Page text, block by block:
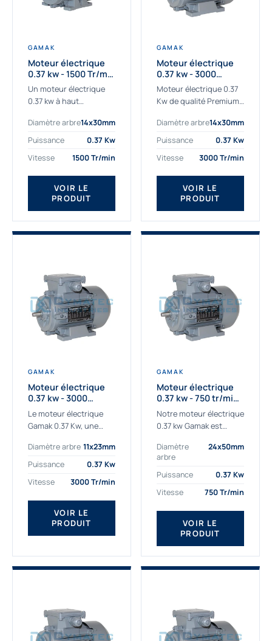
GAMAK
Moteur électrique
0.37 kw - 1500 Tr/min
- 230/400V - IE2
Un moteur électrique
0.37 kw à haut
applications les plus
exigeantes.
kw de référence
AGM2EL 71 M 4b...
Diamètre arbre14x30mm
Puissance
0.37 Kw
Vitesse
1500 Tr/min
VOIR LE
PRODUIT
GAMAK
Moteur électrique
0.37 kw - 3000
Tr/min - 230/400V -
IE2
Moteur électrique 0.37
Kw de qualité Premium,
application. Notre
gamme de moteurs
exclusivement
fabriquée...
Diamètre arbre14x30mm
Puissance
0.37 Kw
Vitesse
3000 Tr/min
VOIR LE
PRODUIT
GAMAK
Moteur électrique
0.37 kw - 3000
Tr/min - 230/400v -
Taille 63 - IE2
Le moteur électrique
Gamak 0.37 Kw, une
adaptée à tous types
de machines. Le
triphasé 0.37Kw Gamak
à...
Diamètre arbre 11x23mm
Puissance
0.37 Kw
Vitesse
3000 Tr/min
VOIR LE
PRODUIT
GAMAK
Moteur électrique
0.37 kw - 750 tr/min -
230/400V - IE2
Notre moteur électrique
0.37 kw Gamak est
aux applications
sévères. Nous
déterminons,
fournissons
des moteurs
asynchrones depuis de
nombreuses années....
Diamètre
arbre
24x50mm
Puissance
0.37 Kw
Vitesse
750 Tr/min
VOIR LE
PRODUIT